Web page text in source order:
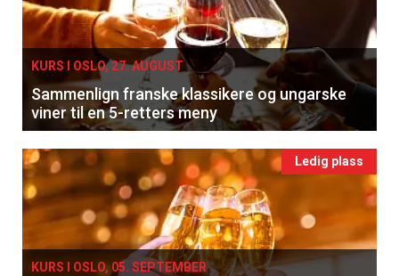
KURS I OSLO, 27. AUGUST
Sammenlign franske klassikere og ungarske
viner til en 5-retters meny
Ledig plass
KURS I OSLO, 05. SEPTEMBER